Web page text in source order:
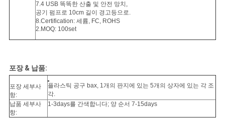
청
하
다
7.4 USB 똑똑한 산출 및 안전 망치,
공기 펌프로 10cm 길이 경고등으로.
8.Certification: 세륨, FC, ROHS
2.MOQ: 100set
포장 & 납품:
포장 세부사
항:
플라스틱 공구 bax, 1개의 판지에 있는 5개의 상자에 있는 각 조
각.
납품 세부사
항:
1-3days를 간색합니다; 양 순서 7-15days